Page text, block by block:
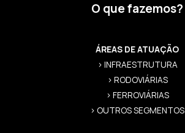
O que fazemos?
ÁREAS DE ATUAÇÃO
> INFRAESTRUTURA
> RODOVIÁRIAS
> FERROVIÁRIAS
> OUTROS SEGMENTOS